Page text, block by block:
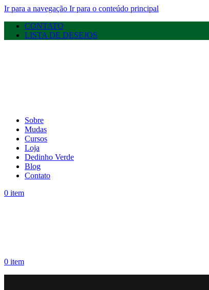
Ir para a navegação Ir para o conteúdo principal
CONTATO
LISTA DE DESEJOS
Sobre
Mudas
Cursos
Loja
Dedinho Verde
Blog
Contato
0 item
0 item